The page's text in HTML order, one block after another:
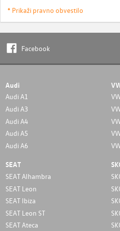
* Prikaži pravno obvestilo
Facebook
Audi
Audi A1
Audi A3
Audi A4
Audi A5
Audi A6
SEAT
SEAT Alhambra
SEAT Leon
SEAT Ibiza
SEAT Leon ST
SEAT Ateca